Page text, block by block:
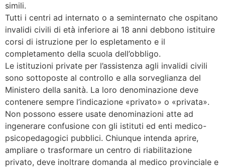
simili.
Tutti i centri ad internato o a seminternato che ospitano
invalidi civili di età inferiore ai 18 anni debbono istituire
corsi di istruzione per lo espletamento e il
completamento della scuola dell’obbligo.
Le istituzioni private per l’assistenza agli invalidi civili
sono sottoposte al controllo e alla sorveglianza del
Ministero della sanità. La loro denominazione deve
contenere sempre l’indicazione «privato» o «privata».
Non possono essere usate denominazioni atte ad
ingenerare confusione con gli istituti ed enti medico-
psicopedagogici pubblici. Chiunque intenda aprire,
ampliare o trasformare un centro di riabilitazione
privato, deve inoltrare domanda al medico provinciale e